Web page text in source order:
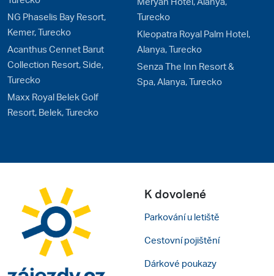
NG Phaselis Bay Resort,
Kemer, Turecko
Acanthus Cennet Barut
Collection Resort, Side,
Turecko
Maxx Royal Belek Golf
Resort, Belek, Turecko
Turecko
Kleopatra Royal Palm Hotel,
Alanya, Turecko
Senza The Inn Resort &
Spa, Alanya, Turecko
K dovolené
Parkování u letiště
Cestovní pojištění
Dárkové poukazy